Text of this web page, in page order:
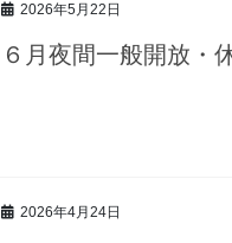
2026年5月22日
６月夜間一般開放・
2026年4月24日